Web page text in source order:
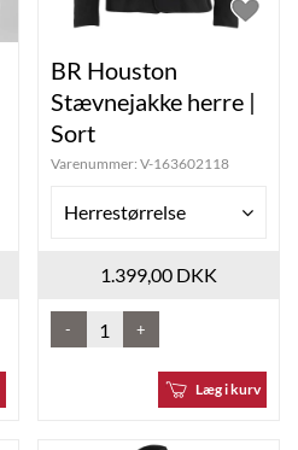
BR Houston
Stævnejakke herre |
Sort
Varenummer: V-163602118
Herrestørrelse
1.399,00 DKK
- +
Læg i kurv